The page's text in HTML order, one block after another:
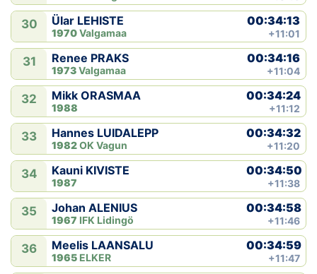
30 Ülar LEHISTE
1970Valgamaa
00:34:13
+11:01
31 Renee PRAKS
1973Valgamaa
00:34:16
+11:04
32 Mikk ORASMAA
1988
00:34:24
+11:12
33 Hannes LUIDALEPP
1982OK Vagun
00:34:32
+11:20
34 Kauni KIVISTE
1987
00:34:50
+11:38
35 Johan ALENIUS
1967 IFK Lidingö
00:34:58
+11:46
36 Meelis LAANSALU
1965 ELKER
00:34:59
+11:47